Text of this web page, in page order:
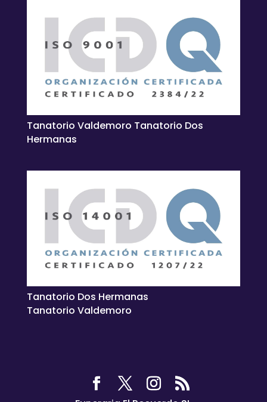
Tanatorio Valdemoro Tanatorio Dos
Hermanas
Tanatorio Dos Hermanas
Tanatorio Valdemoro